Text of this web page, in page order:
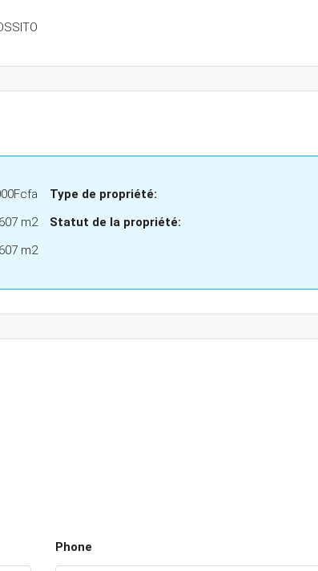
m2
m2
Type de propriété:
Statut de la propriété:
Phone